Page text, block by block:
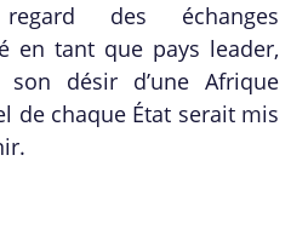
des échanges
en tant que pays leader,
désir d’une Afrique
de chaque État serait mis